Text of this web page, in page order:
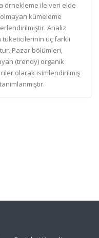
örnekleme ile veri elde
kümeleme
Analiz
üç farklı
Pazar bölümleri,
(trendy) organik
olarak isimlendirilmiş